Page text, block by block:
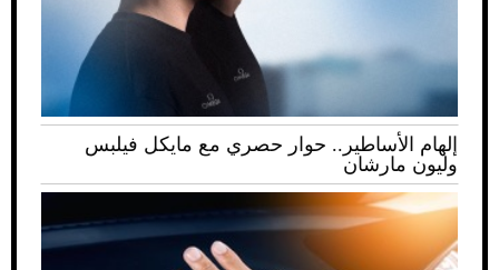
إلهام الأساطير.. حوار حصري مع مايكل فيلبس
وليون مارشان